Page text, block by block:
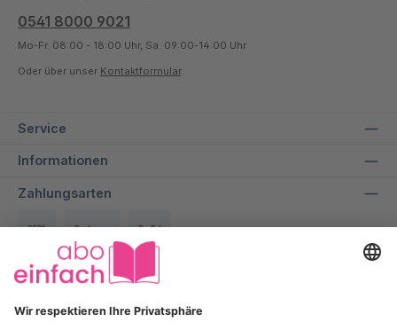
0541 8000 9021
Mo-Fr. 08:00 - 18:00 Uhr, Sa. 09:00-14:00 Uhr
Oder über unser Kontaktformular.
Service
Informationen
Zahlungsarten
SEPA Rechnung PayPal
Über uns
Wir bei aboeinfach geben alles dafür, dir ein entspanntes und